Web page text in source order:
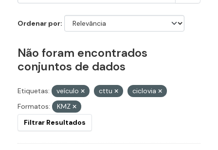
Ordenar por
Não foram encontrados
conjuntos de dados
Etiquetas: veículo cttu
ciclovia
Formatos:
KMZ
Filtrar Resultados